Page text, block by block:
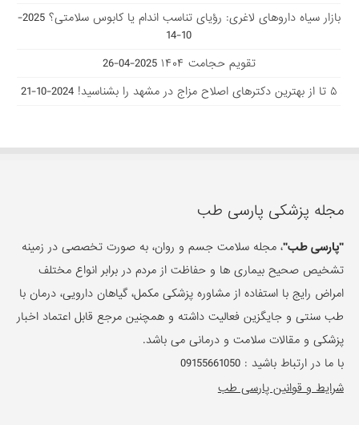
بازار سیاه داروهای لاغری: رؤیای تناسب اندام یا کابوس سلامتی؟
2025-
10-14
تقویم حجامت ۱۴۰۴
2025-04-26
۵ تا از بهترین دکتر‌های اصلاح مزاج در مشهد را بشناسید!
2024-10-21
مجله پزشکی پارسی طب
"پارسی طب"، مجله سلامت جسم و روان، به صورت تخصصی در زمینه
تشخیص صحیح بیماری ها و حفاظت از مردم در برابر انواع مختلف
امراض رایج با استفاده از مشاوره پزشکی مکمل، گیاهان دارویی، درمان با
طب سنتی و جایگزین فعالیت داشته و همچنین مرجع قابل اعتماد اخبار
پزشکی و مقالات سلامت و درمانی می باشد.
با ما در ارتباط باشید :09155661050
شرایط و قوانین پارسی طب